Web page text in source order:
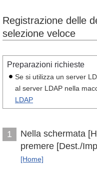
Registrazione delle
selezione veloce
Preparazioni richieste
Se si utilizza un server
al server LDAP nella
LDAP
1
Nella schermata
premere [Dest./
[Home]